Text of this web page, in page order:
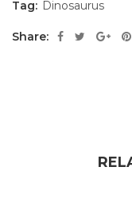
Tag: Dinosaurus
Share: